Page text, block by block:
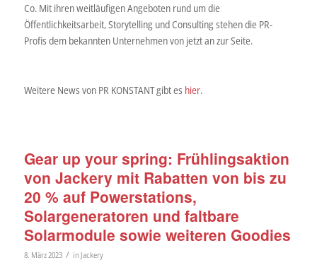
Co. Mit ihren weitläufigen Angeboten rund um die
Öffentlichkeitsarbeit, Storytelling und Consulting stehen die PR-
Profis dem bekannten Unternehmen von jetzt an zur Seite.
Weitere News von PR KONSTANT gibt es hier.
Gear up your spring: Frühlingsaktion
von Jackery mit Rabatten von bis zu
20 % auf Powerstations,
Solargeneratoren und faltbare
Solarmodule sowie weiteren Goodies
8. März 2023 / in Jackery